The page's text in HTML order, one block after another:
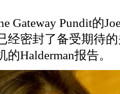
Gateway Pundit的
经密封了备受期待
的Halderman报告。